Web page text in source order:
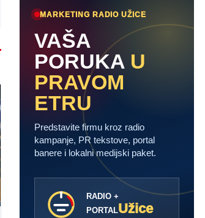
MARKETING RADIO UŽICE
VAŠA
PORUKA U
PRAVOM
ETRU
Predstavite firmu kroz radio
kampanje, PR tekstove, portal
banere i lokalni medijski paket.
RADIO +
PORTALUžice